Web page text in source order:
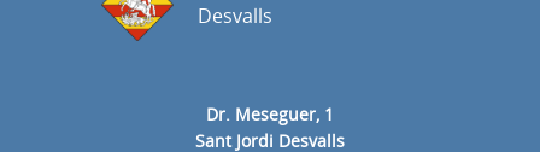
Dr. Meseguer, 1
Sant Jordi Desvalls
Desvalls